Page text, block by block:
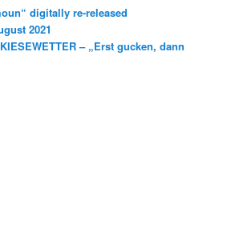
digitally re-released
2021
– „Erst gucken, dann